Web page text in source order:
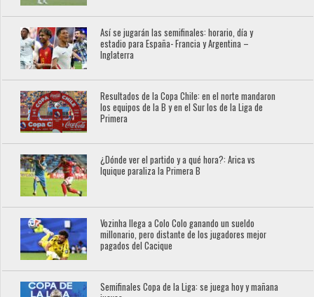
Así se jugarán las semifinales: horario, día y
estadio para España- Francia y Argentina –
Inglaterra
Resultados de la Copa Chile: en el norte mandaron
los equipos de la B y en el Sur los de la Liga de
Primera
¿Dónde ver el partido y a qué hora?: Arica vs
Iquique paraliza la Primera B
Vozinha llega a Colo Colo ganando un sueldo
millonario, pero distante de los jugadores mejor
pagados del Cacique
Semifinales Copa de la Liga: se juega hoy y mañana